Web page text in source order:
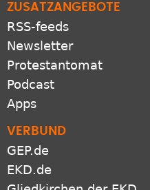
ZUSATZANGEBOTE
RSS-feeds
Newsletter
Protestantomat
Podcast
Apps
VERBUND
GEP.de
EKD.de